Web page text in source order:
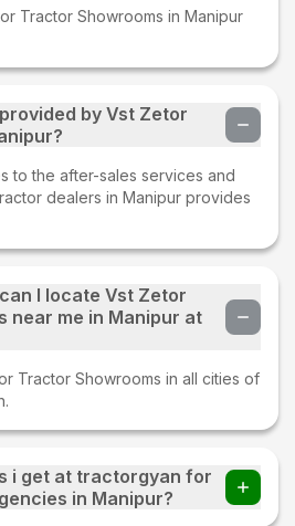
Tractor Showrooms in Manipur
by Vst Zetor
to the after-sales services and
dealers in Manipur provides
I locate Vst Zetor
near me in Manipur at
Tractor Showrooms in all cities of
i get at tractorgyan for
in Manipur?